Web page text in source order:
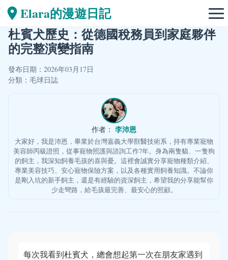
Elara的漫遊日記
杜賓犬歷史：從德國稅務員到家庭夥伴
的完整演變指南
發布日期：2026年03月17日
分類： 毛球日誌
作者： 李沛恩
大家好，我是沛恩，畢業於台灣嘉義大學獸醫技術系，持有專業寵物
美容師丙級證照，從事寵物照護與諮詢工作7年。身為兩隻貓、一隻狗
的飼主，我深知飼養毛孩的喜與憂。這裡會誠實分享寵物種類介紹、
專業美容技巧、安心寵物保險方案，以及各種實用飼養知識。不論你
是剛入坑的新手飼主，還是有經驗的資深飼主，希望我的分享能幫你
少走彎路，給毛孩最完善、最安心的照顧。
每次我看到杜賓犬，總會想起第一次在朋友家遇到